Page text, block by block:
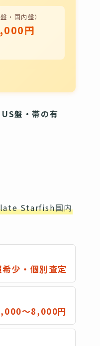
・国内盤）
円
盤・帯の有
Starfish国内
少・個別査定
〜8,000円